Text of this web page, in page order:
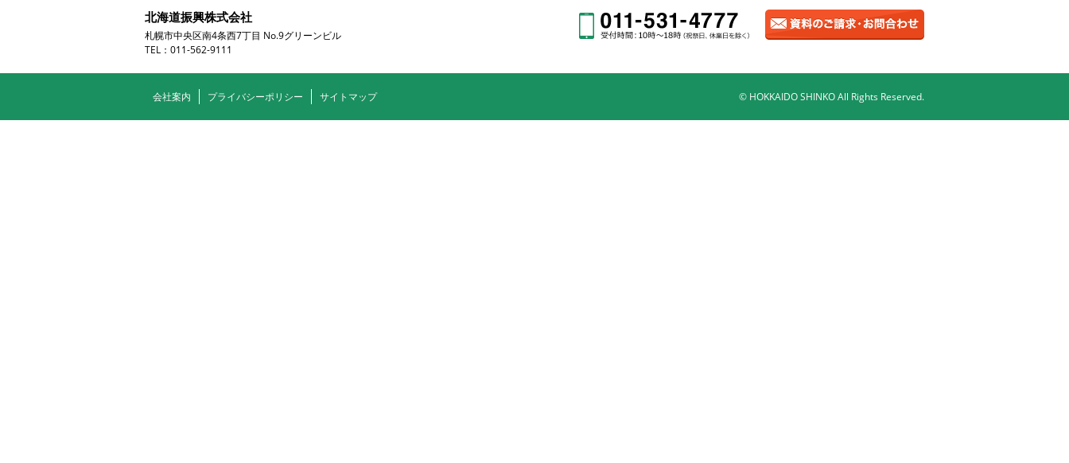
北海道振興株式会社
札幌市中央区南4条西7丁目 No.9グリーンビル
TEL：011-562-9111
会社案内 プライバシーポリシー サイトマップ © HOKKAIDO SHINKO All Rights Reserved.